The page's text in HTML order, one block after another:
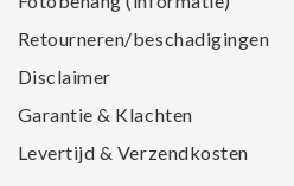
Retourneren/beschadigingen
Disclaimer
Garantie & Klachten
Levertijd & Verzendkosten